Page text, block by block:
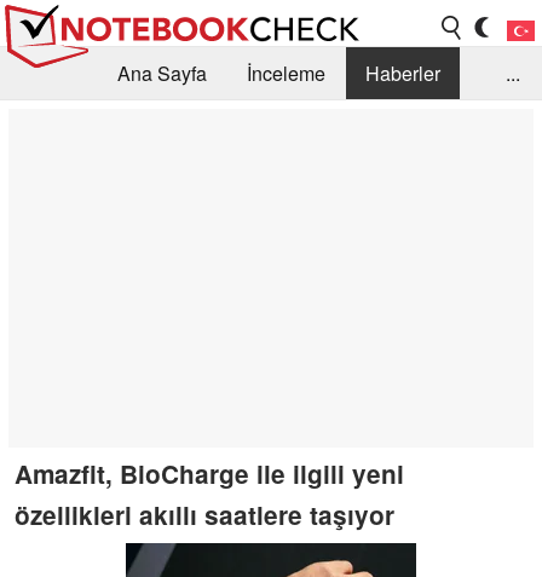
Ana Sayfa İnceleme
Haberler
...
Amazfit, BioCharge ile ilgili yeni
özellikleri akıllı saatlere taşıyor